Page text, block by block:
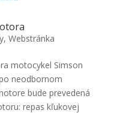
, Webstránka
motocykel Simson
neodbornom
bude prevedená
repas kľukovej
sú voliteľné.
Sú potrebné
webovej
stránky.